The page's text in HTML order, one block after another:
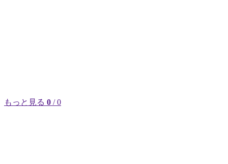
もっと見る 0 / 0